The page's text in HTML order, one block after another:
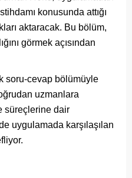
konusunda attığı
aktaracak. Bu bölüm,
görmek açısından
soru-cevap bölümüyle
uzmanlara
süreçlerine dair
uygulamada karşılaşılan